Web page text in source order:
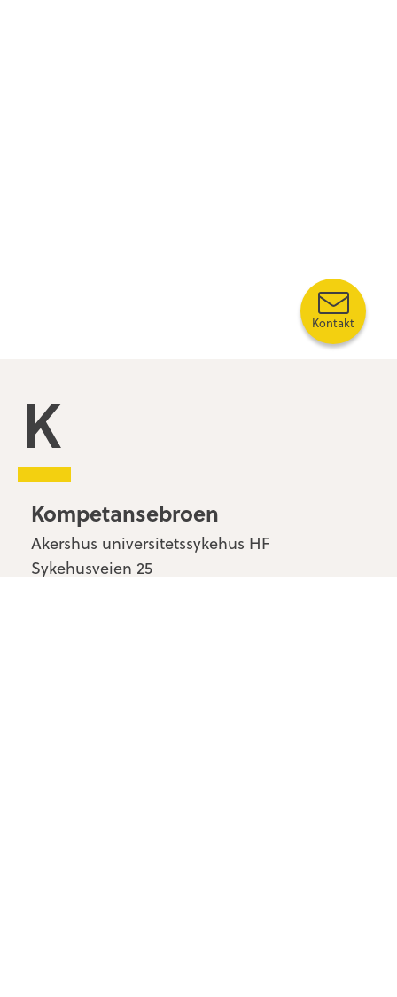
Kompetansebroen
Kompetansebroen
Akershus universitetssykehus HF
Sykehusveien 25
Kontakt